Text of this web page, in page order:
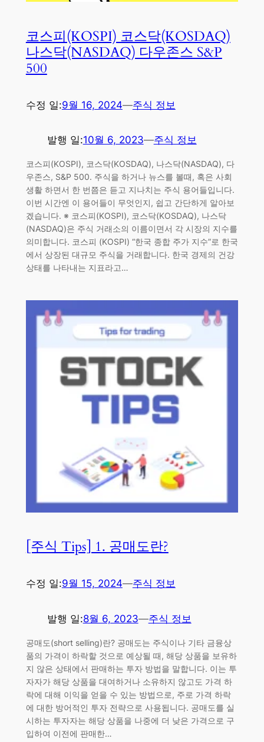
코스피(KOSPI) 코스닥(KOSDAQ)
나스닥(NASDAQ) 다우존스 S&P
500
수정 일:9월 16, 2024—주식 정보
발행 일:10월 6, 2023—주식 정보
코스피(KOSPI), 코스닥(KOSDAQ), 나스닥(NASDAQ), 다
우존스, S&P 500. 주식을 하거나 뉴스를 볼때, 혹은 사회
생활 하면서 한 번쯤은 듣고 지나치는 주식 용어들입니다.
이번 시간엔 이 용어들이 무엇인지, 쉽고 간단하게 알아보
겠습니다. ※ 코스피(KOSPI), 코스닥(KOSDAQ), 나스닥
(NASDAQ)은 주식 거래소의 이름이면서 각 시장의 지수를
의미합니다. 코스피 (KOSPI) “한국 종합 주가 지수”로 한국
에서 상장된 대규모 주식을 거래합니다. 한국 경제의 건강
상태를 나타내는 지표라고…
[주식 Tips] 1. 공매도란?
수정 일:9월 15, 2024—주식 정보
발행 일:8월 6, 2023—주식 정보
공매도(short selling)란? 공매도는 주식이나 기타 금융상
품의 가격이 하락할 것으로 예상될 때, 해당 상품을 보유하
지 않은 상태에서 판매하는 투자 방법을 말합니다. 이는 투
자자가 해당 상품을 대여하거나 소유하지 않고도 가격 하
락에 대해 이익을 얻을 수 있는 방법으로, 주로 가격 하락
에 대한 방어적인 투자 전략으로 사용됩니다. 공매도를 실
시하는 투자자는 해당 상품을 나중에 더 낮은 가격으로 구
입하여 이전에 판매한…